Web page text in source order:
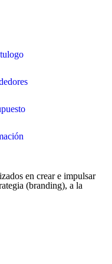
en crear e impulsar
(branding), a la